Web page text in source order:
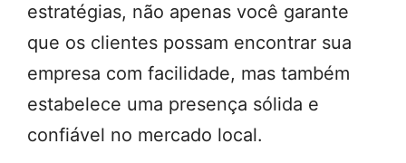
estratégias, não apenas você garante
que os clientes possam encontrar sua
empresa com facilidade, mas também
estabelece uma presença sólida e
confiável no mercado local.